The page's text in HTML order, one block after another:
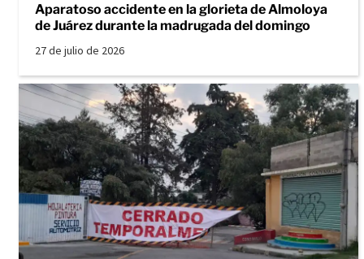
Aparatoso accidente en la glorieta de Almoloya
de Juárez durante la madrugada del domingo
27 de julio de 2026